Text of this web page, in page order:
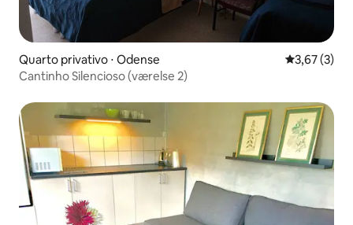
Quarto privativo ⋅ Odense 3,67 de
3,67 (3)
Cantinho Silencioso (værelse 2)